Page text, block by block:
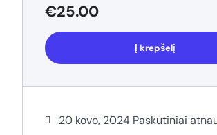
€25.00
Į krepšelį
20 kovo, 2024 Paskutiniai